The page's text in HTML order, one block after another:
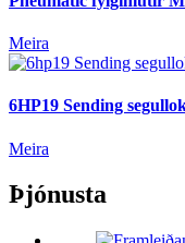
Meira
6HP19 Sending
Meira
Þjónusta